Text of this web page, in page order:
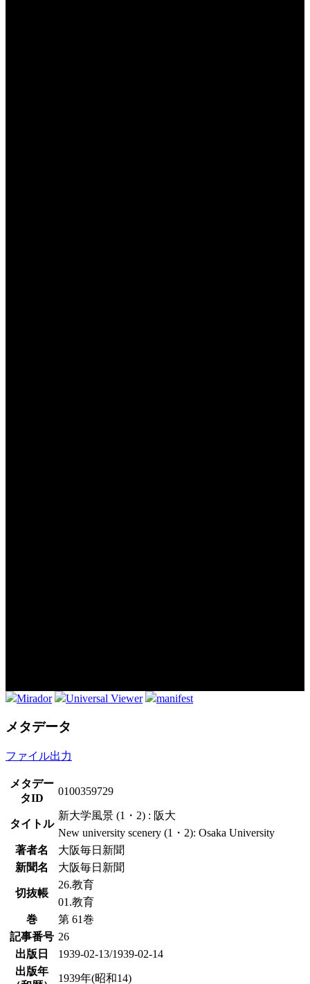
Mirador Universal Viewer manifest
メタデータ
ファイル出力
メタデー
タID
0100359729
タイトル
新大学風景 (1・2) : 阪大
New university scenery (1・2): Osaka University
著者名
大阪毎日新聞
新聞名
大阪毎日新聞
切抜帳
26.教育
01.教育
巻
第 61巻
記事番号 26
出版日
1939-02-13/1939-02-14
出版年
1939年(昭和14)